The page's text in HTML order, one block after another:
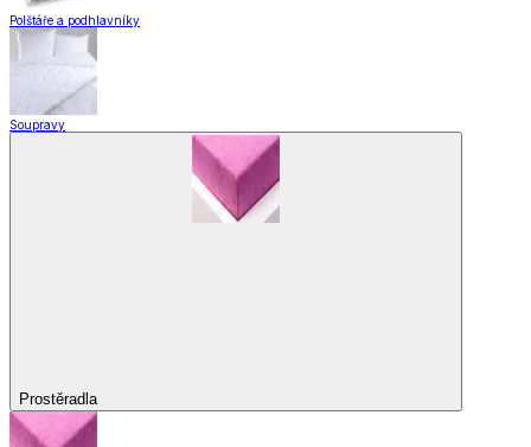
Polštáře a podhlavníky
Soupravy
Prostěradla